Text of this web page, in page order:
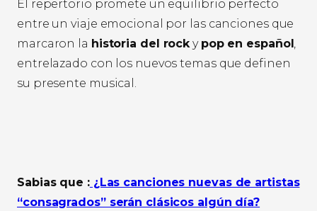
El repertorio promete un equilibrio perfecto
entre un viaje emocional por las canciones que
marcaron la historia del rocky pop en español ,
entrelazado con los nuevos temas que definen
su presente musical.
Sabias que :¿Las canciones nuevas de artistas
“consagrados” serán clásicos algún día?